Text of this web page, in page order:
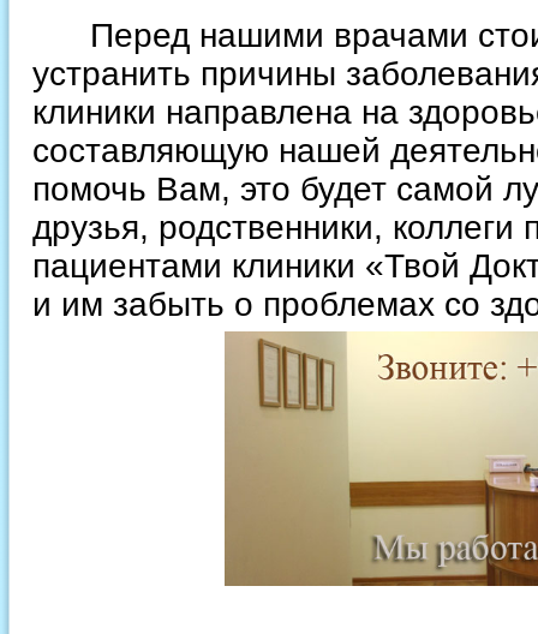
Перед нашими врачами
устранить причины
клиники направлена на
составляющую нашей
помочь Вам, это будет самой
друзья, родственники,
пациентами клиники «Твой
и им забыть о проблемах со